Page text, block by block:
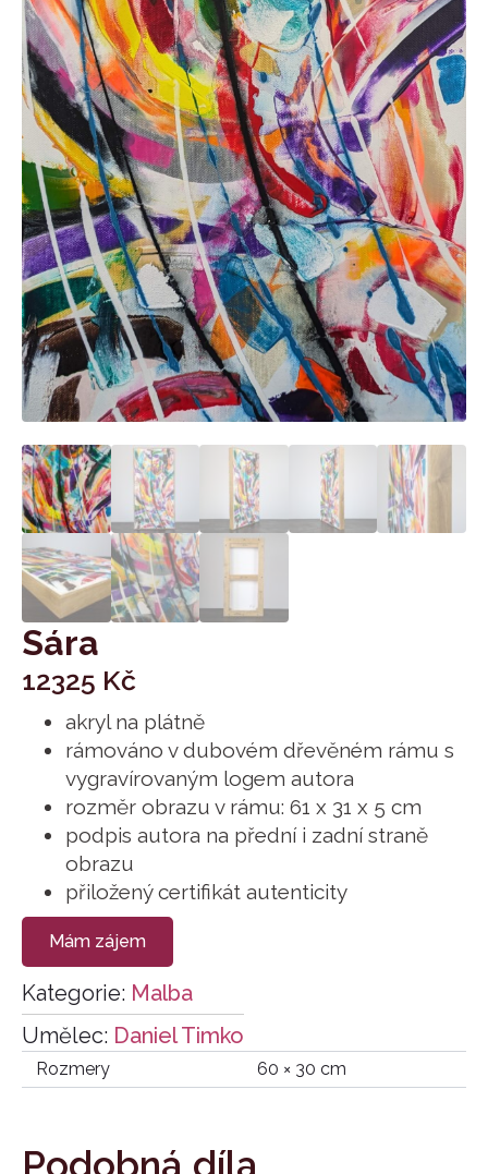
Sára
12325 Kč
akryl na plátně
rámováno v dubovém dřevěném rámu s
vygravírovaným logem autora
rozměr obrazu v rámu: 61 x 31 x 5 cm
podpis autora na přední i zadní straně
obrazu
přiložený certifikát autenticity
Mám zájem
Kategorie: Malba
Umělec: Daniel Timko
Rozmery 60 × 30 cm
Podobná díla